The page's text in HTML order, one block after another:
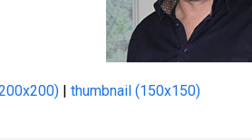
|thumbnail (150x150)